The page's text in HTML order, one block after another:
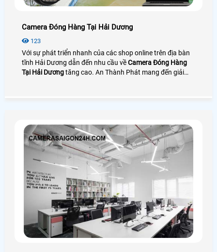
Camera Đóng Hàng Tại Hải Dương
123
Với sự phát triển nhanh của các shop online trên địa bàn
tĩnh Hải Dương dẫn đến nhu cầu vềCamera Đóng Hàng
Tại Hải Dươngtăng cao. An Thành Phát mang đến giải